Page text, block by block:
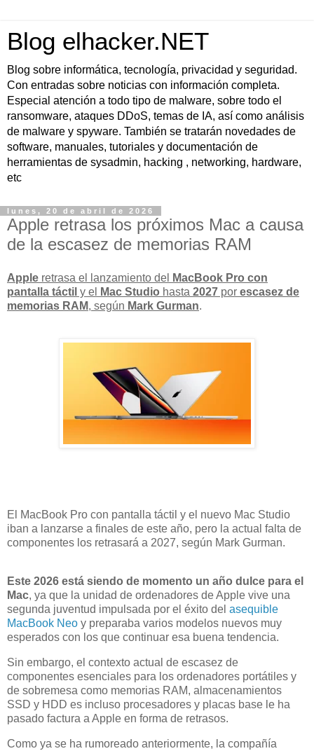
Blog elhacker.NET
Blog sobre informática, tecnología, privacidad y seguridad.
Con entradas sobre noticias con información completa.
Especial atención a todo tipo de malware, sobre todo el
ransomware, ataques DDoS, temas de IA, así como análisis
de malware y spyware. También se tratarán novedades de
software, manuales, tutoriales y documentación de
herramientas de sysadmin, hacking , networking, hardware,
etc
lunes, 20 de abril de 2026
Apple retrasa los próximos Mac a causa
de la escasez de memorias RAM
Apple retrasa el lanzamiento del
MacBook Pro con
pantalla táctil y el Mac Studio hasta 2027 por escasez de
memorias RAM, según Mark Gurman.
El MacBook Pro con pantalla táctil y el nuevo Mac Studio
iban a lanzarse a finales de este año, pero la actual falta de
componentes los retrasará a 2027, según Mark Gurman.
Este 2026 está siendo de momento un año dulce para el
Mac, ya que la unidad de ordenadores de Apple vive una
segunda juventud impulsada por el éxito del asequible
MacBook Neo y preparaba varios modelos nuevos muy
esperados con los que continuar esa buena tendencia.
Sin embargo, el contexto actual de escasez de
componentes esenciales para los ordenadores portátiles y
de sobremesa como memorias RAM, almacenamientos
SSD y HDD es incluso procesadores y placas base le ha
pasado factura a Apple en forma de retrasos.
Como ya se ha rumoreado anteriormente, la compañía